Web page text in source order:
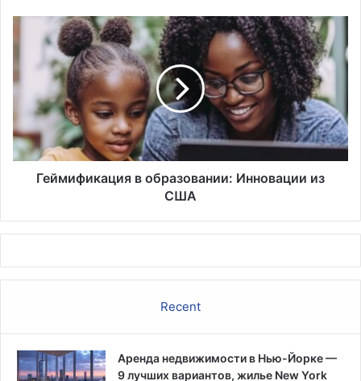
Геймификация
образовании:
Инновации
США
Геймификация в образовании: Инновации из
США
Recent
Аренда недвижимости в Нью-Йорке —
9 лучших вариантов, жилье New York